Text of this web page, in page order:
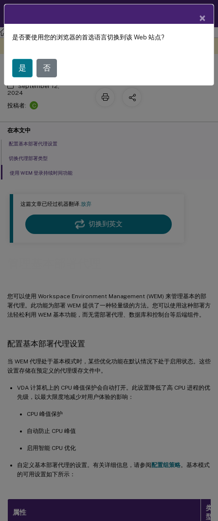
工作区环境管理 工作区环境管理 2503
这篇文章已经过机器翻译.放弃
切换到英文
您可以使用 Workspace Environment Management (WEM) 来管理基本的部
署代理。此功能为部署 WEM 提供了一种轻量级的方法。您可以使用这种部署方
法轻松利用 WEM 基本功能，而无需部署代理、数据库和控制台等后端组件。
配置基本部署代理设置
当 WEM 代理处于基本模式时，某些优化功能在默认情况下处于启用状态。这些
设置存储在预定义的代理缓存文件中。
VDA 计算机上的 CPU 峰值保护会自动打开。此设置降低了高 CPU 进程的优
先级，以最大限度地减少对用户体验的影响：
CPU 峰值保护
自动防止 CPU 峰值
启用智能 CPU 优化
自定义基本部署代理的设置。有关详细信息，请参阅配置组策略。基本模式
的可用设置如下所示：
属性
类
型
管理基本部署代理
September 12,
2024
投稿者:
C
在本文中
配置基本部署代理设置
切换代理部署类型
使用 WEM 登录持续时间功能
×
是否要使用您的浏览器的首选语言切换到该 Web 站点?
是 否